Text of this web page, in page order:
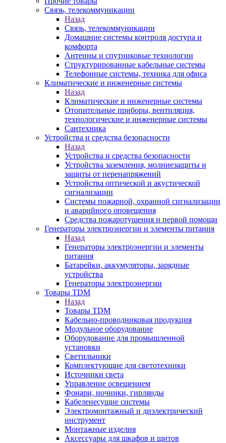
Связь, телекоммуникации
Назад
Связь, телекоммуникации
Домашние системы контроля доступа и
комфорта
Антенны и спутниковые технологии
Структурированные кабельные системы
Телефонные системы, техника для офиса
Климатические и инженерные системы
Назад
Климатические и инженерные системы
Отопительные приборы, вентиляция,
технологические и инженерные системы
Сантехника
Устройства и средства безопасности
Назад
Устройства и средства безопасности
Устройства заземления, молниезащиты и
защиты от перенапряжений
Устройства оптической и акустической
сигнализации
Системы пожарной, охранной сигнализации
и аварийного оповещения
Средства пожаротушения и первой помощи
Генераторы электроэнергии и элементы питания
Назад
Генераторы электроэнергии и элементы
питания
Батарейки, аккумуляторы, зарядные
устройства
Генераторы электроэнергии
Товары TDM
Назад
Товары TDM
Кабельно-проводниковая продукция
Модульное оборудование
Оборудование для промышленной
установки
Светильники
Комплектующие для светотехники
Источники света
Управление освещением
Фонари, ночники, гирлянды
Кабеленесущие системы
Электромонтажный и диэлектрический
инструмент
Монтажные изделия
Аксессуары для шкафов и щитов